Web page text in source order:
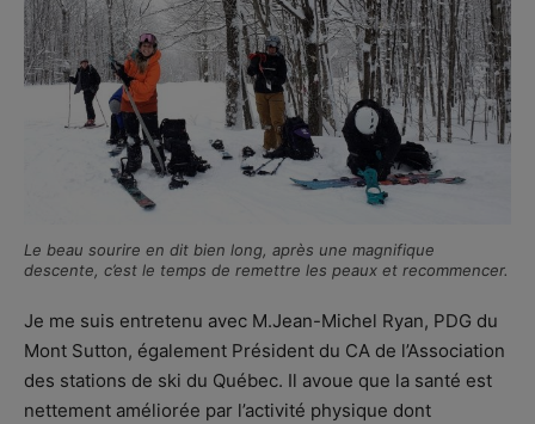
Le beau sourire en dit bien long, après une magnifique
descente, c’est le temps de remettre les peaux et recommencer.
Je me suis entretenu avec M.Jean-Michel Ryan, PDG du
Mont Sutton, également Président du CA de l’Association
des stations de ski du Québec. Il avoue que la santé est
nettement améliorée par l’activité physique dont